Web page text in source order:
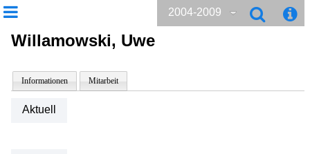
2004-2009
Willamowski, Uwe
Informationen Mitarbeit
Aktuell